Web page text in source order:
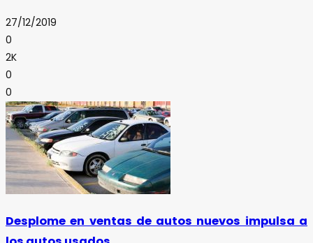
27/12/2019
0
2K
0
0
Desplome en ventas de autos nuevos impulsa a